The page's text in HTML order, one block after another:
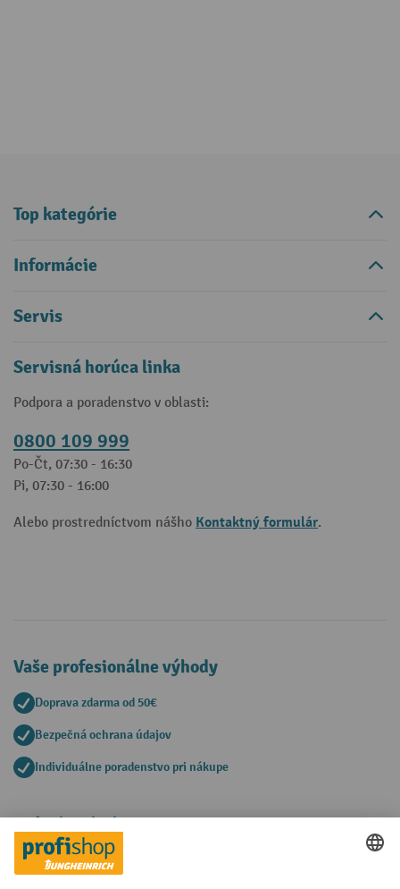
Top kategórie
Informácie
Servis
Servisná horúca linka
Podpora a poradenstvo v oblasti:
0800 109 999
Po-Čt, 07:30 - 16:30
Pi, 07:30 - 16:00
Alebo prostredníctvom nášho Kontaktný formulár.
Vaše profesionálne výhody
Doprava zdarma od 50€
Bezpečná ochrana údajov
Individuálne poradenstvo pri nákupe
Spôsoby platby
Creditcard (Master)Creditcard (Visa)